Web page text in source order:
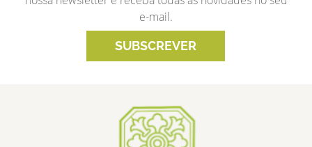
e-mail.
SUBSCREVER